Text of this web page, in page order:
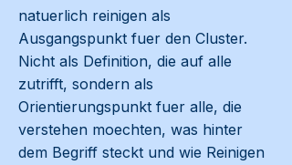
natuerlich reinigen als
Ausgangspunkt fuer den Cluster.
Nicht als Definition, die auf alle
zutrifft, sondern als
Orientierungspunkt fuer alle, die
verstehen moechten, was hinter
dem Begriff steckt und wie Reinigen